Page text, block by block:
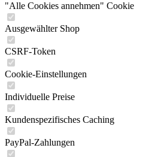
"Alle Cookies annehmen" Cookie
Ausgewählter Shop
CSRF-Token
Cookie-Einstellungen
Individuelle Preise
Kundenspezifisches Caching
PayPal-Zahlungen